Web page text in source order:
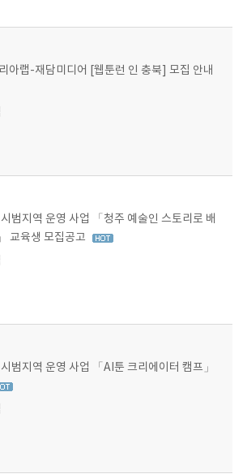
아랩-재담미디어 [웹툰런 인 충북] 모집 안내
범지역 운영 사업 「청주 예술인 스토리로 배
교육생 모집공고
범지역 운영 사업 「AI툰 크리에이터 캠프」